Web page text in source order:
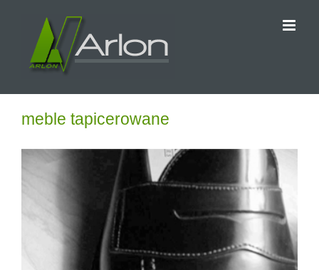
zawartości
meble tapicerowane